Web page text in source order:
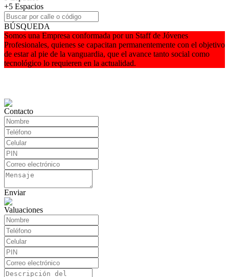
+5 Espacios
BÚSQUEDA
Somos una Empresa conformada por un Staff de Jóvenes
Profesionales, quienes se capacitan permanentemente con el objetivo
de estar al pie de la vanguardia, que el avance tanto social como
tecnológico lo requieren en la actualidad.
Contacto
Enviar
Valuaciones